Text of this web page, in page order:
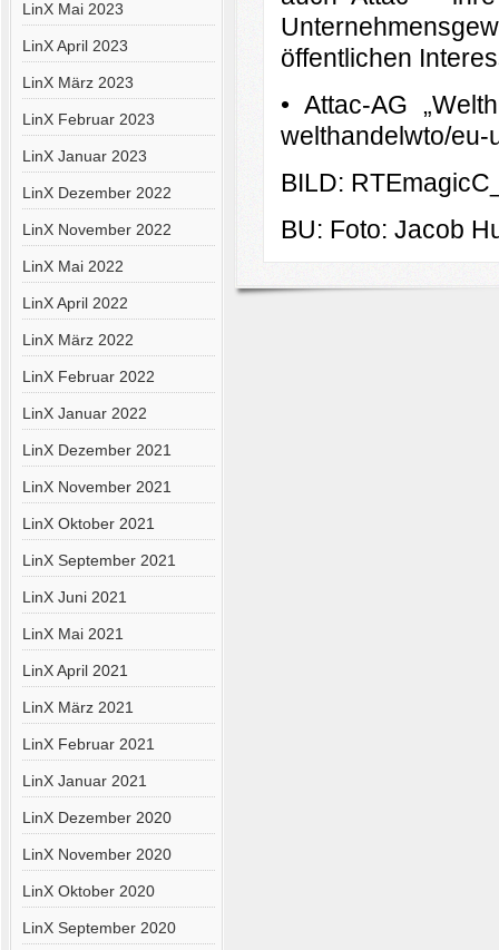
LinX Mai 2023
LinX April 2023
LinX März 2023
LinX Februar 2023
LinX Januar 2023
LinX Dezember 2022
LinX November 2022
LinX Mai 2022
LinX April 2022
LinX März 2022
LinX Februar 2022
LinX Januar 2022
LinX Dezember 2021
LinX November 2021
LinX Oktober 2021
LinX September 2021
LinX Juni 2021
LinX Mai 2021
LinX April 2021
LinX März 2021
LinX Februar 2021
LinX Januar 2021
LinX Dezember 2020
LinX November 2020
LinX Oktober 2020
LinX September 2020
öffentlichen
• Attac-AG
welthandelwto/
BILD:
BU: Foto: Jacob